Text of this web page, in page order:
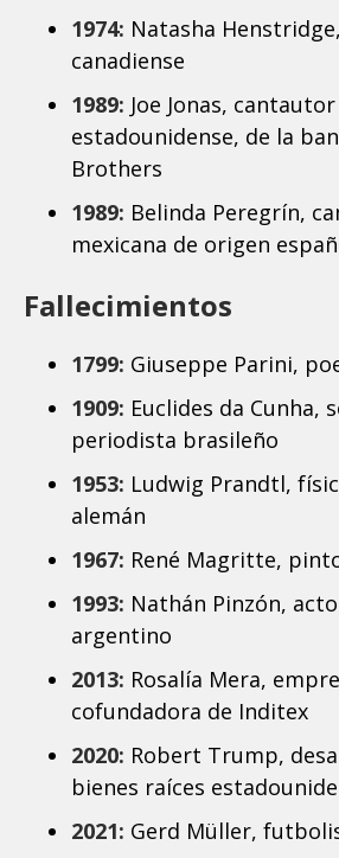
1974: Natasha
canadiense
1989: Joe Jonas, cantautor
estadounidense, de la
Brothers
1989: Belinda Peregrín,
mexicana de origen
Fallecimientos
1799: Giuseppe Parini,
1909: Euclides da Cunha,
periodista brasileño
1953: Ludwig Prandtl,
alemán
1967: René Magritte,
1993: Nathán Pinzón,
argentino
2013: Rosalía Mera,
cofundadora de Inditex
2020: Robert Trump,
bienes raíces
2021: Gerd Müller,